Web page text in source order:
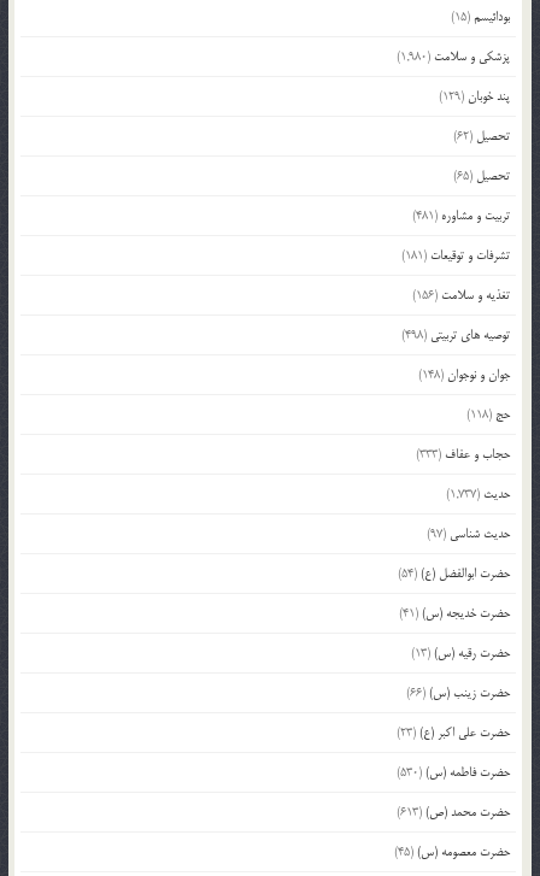
بودائیسم(15)
پزشکی و سلامت (1,980)
پند خوبان(129)
تحصیل (62)
تحصیل (65)
تربیت و مشاوره (481)
تشرفات و توقیعات (181)
تغذیه و سلامت (156)
توصیه های تربیتی (498)
جوان و نوجوان(148)
حج (118)
حجاب و عفاف (333)
حدیث (1,737)
حدیث شناسی (97)
حضرت ابوالفضل (ع)(54)
حضرت خدیجه (س)(41)
حضرت رقیه (س)(13)
حضرت زینب (س)(66)
حضرت علی اکبر (ع)(23)
حضرت فاطمه (س)(530)
حضرت محمد (ص)(613)
حضرت معصومه (س)(45)